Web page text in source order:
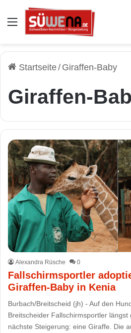
Auswahl
Startseite/ Giraffen-Baby
Giraffen-
Alexandra Rüsche 0
Fallschirmsportler
Giraffen-Baby in Kenia
Burbach/Breitscheid (jh) - Auf den
Breitscheider Fallschirmsportler
nächste Steigerung: eine Giraffe. Die